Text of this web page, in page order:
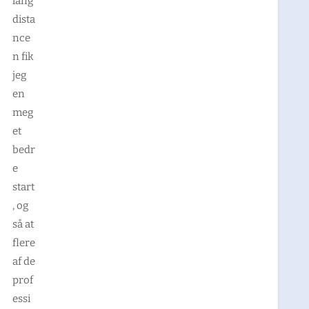
dista
nce
n fik
jeg
en
meg
et
bedr
e
start
, og
så at
flere
af de
prof
essi